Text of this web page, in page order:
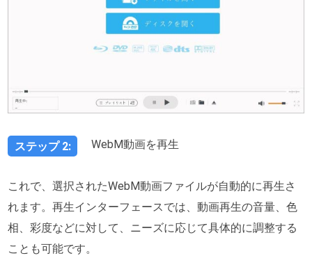
ステップ 2: WebM動画を再生
これで、選択されたWebM動画ファイルが自動的に再生さ
れます。再生インターフェースでは、動画再生の音量、色
相、彩度などに対して、ニーズに応じて具体的に調整する
ことも可能です。